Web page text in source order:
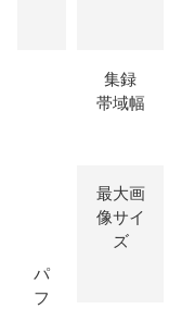
パ
フ
集録
帯域幅
最大画
像サイ
ズ